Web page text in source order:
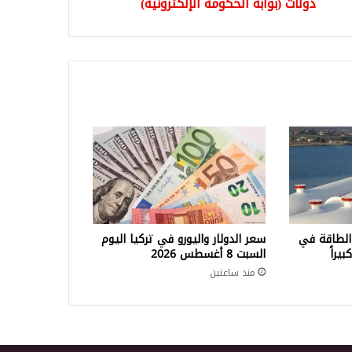
في سعر الدولار واليورو في تركيا اليوم
السبت 8 أغسطس 2026
منذ ساعتين